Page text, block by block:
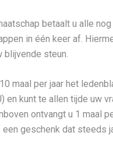
betaalt u alle
in één keer af.
blijvende steun.
maal per jaar het
en kunt te allen tijde uw
ontvangt u 1 maal
een geschenk dat steeds